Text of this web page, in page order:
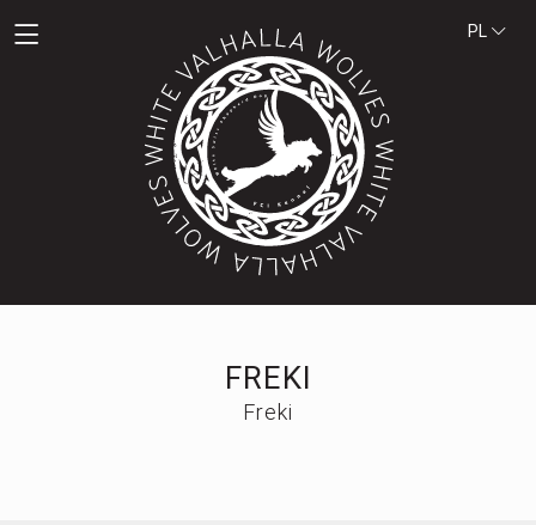
PL
FREKI
Freki